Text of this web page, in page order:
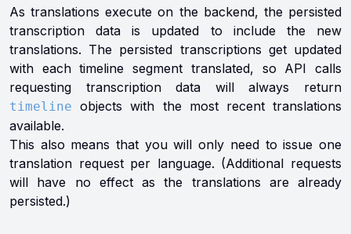
As translations execute on the backend, the persisted
transcription data is updated to include the new
translations. The persisted transcriptions get updated
with each timeline segment translated, so API calls
requesting transcription data will always return
timeline objects with the most recent translations
available.
This also means that you will only need to issue one
translation request per language. (Additional requests
will have no effect as the translations are already
persisted.)